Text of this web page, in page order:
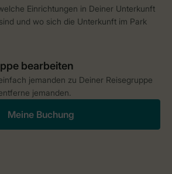
Einrichtungen in Deiner Unterkunft
und wo sich die Unterkunft im Park
jemanden zu Deiner Reisegruppe
jemanden.
Meine Buchung